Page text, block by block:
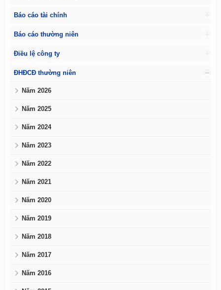
Báo cáo tài chính
Báo cáo thường niên
Điều lệ công ty
ĐHĐCĐ thường niên
Năm 2026
Năm 2025
Năm 2024
Năm 2023
Năm 2022
Năm 2021
Năm 2020
Năm 2019
Năm 2018
Năm 2017
Năm 2016